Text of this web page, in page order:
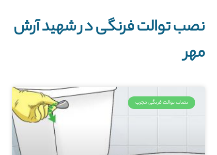
نصب توالت فرنگی در شهيد آرش
مهر
نصاب توالت فرنگی مجرب